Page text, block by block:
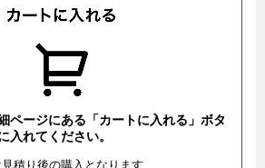
ページにある「カートに入れる」ボタ
入れてください。
積り後の購入となります